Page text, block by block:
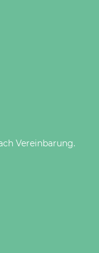
Vereinbarung.